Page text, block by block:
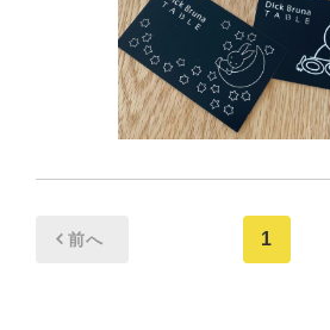
前へ 1